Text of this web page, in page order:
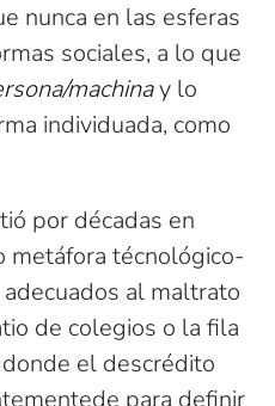
nunca en las esferas
sociales, a lo que
machinay lo
individuada, como
por décadas en
metáfora técnológico-
al maltrato
de colegios o la fila
el descrédito
para definir